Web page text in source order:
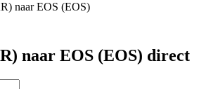
naar EOS (EOS)
naar EOS (EOS) direct